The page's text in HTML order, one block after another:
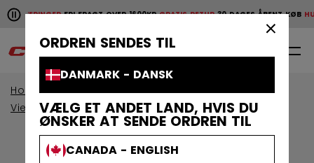
ORDREN SENDES TIL
DANMARK - DANSK
VÆLG ET ANDET LAND, HVIS DU
ØNSKER AT SENDE ORDREN TIL
CANADA - ENGLISH
Pause the horizontal scroll animation.
LEVERINGERFRI FRAGT OVER 1600KRGRATIS RETUR30 DAGES ÅBENT KØB
Hurtige leveringer Gratis retur 30
Home
Beskyttelsesudstyr
View By Collection
Tacks Beskyttelsesudstyr